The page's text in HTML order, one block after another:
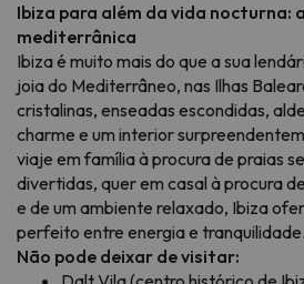
Ibiza para além da vida nocturna:
mediterrânica
Ibiza é muito mais do que a sua
joia do Mediterrâneo, nas Ilhas
cristalinas, enseadas escondidas,
charme e um interior
viaje em família à procura de praias
divertidas, quer em casal à procura
e de um ambiente relaxado, Ibiza
perfeito entre energia e tranquilidade.
Não pode deixar de visitar: